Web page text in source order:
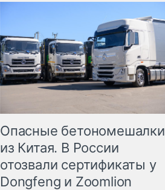
Опасные бетономешалки
из Китая. В России
отозвали сертификаты у
Dongfeng и Zoomlion